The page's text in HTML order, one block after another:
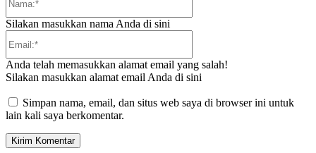
Silakan masukkan nama Anda di sini
Anda telah memasukkan alamat email yang salah!
Silakan masukkan alamat email Anda di sini
Simpan nama, email, dan situs web saya di browser ini untuk
lain kali saya berkomentar.